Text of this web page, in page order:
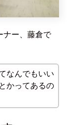
ナー、藤倉で
なんでもいい
かってあるの